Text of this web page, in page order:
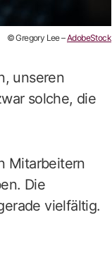
© Gregory Lee –AdobeStock
unseren
solche, die
Mitarbeitern
Die
vielfältig.